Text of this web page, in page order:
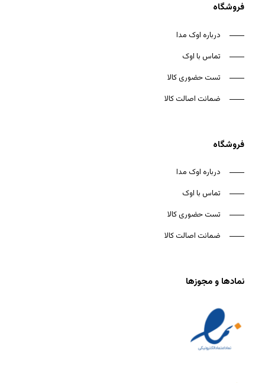
فروشگاه
درباره اوک مدا
تماس با اوک
تست حضوری کالا
ضمانت اصالت کالا
فروشگاه
درباره اوک مدا
تماس با اوک
تست حضوری کالا
ضمانت اصالت کالا
نمادها و مجوزها